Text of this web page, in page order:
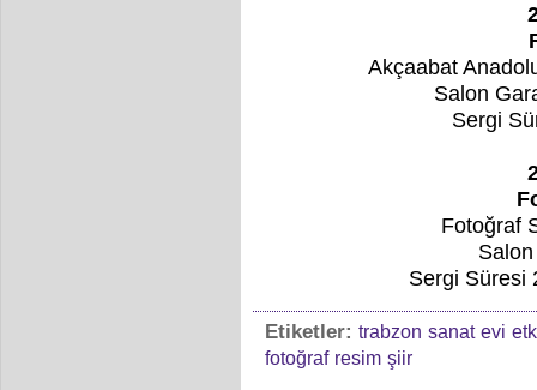
Akçaabat
Salon
Sergi
Fotoğraf
Sergi Süresi
Etiketler: trabzon sanat evi
fotoğraf resim şiir